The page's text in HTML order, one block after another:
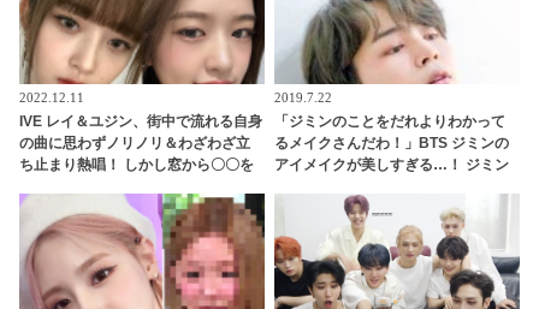
2022.12.11
IVE レイ＆ユジン、街中で流れる自身
の曲に思わずノリノリ＆わざわざ立
ち止まり熱唱！ しかし窓から〇〇を
い反応にほっこり
2019.7.22
「ジミンのことをだれよりわかって
るメイクさんだわ！」BTS ジミンの
アイメイクが美しすぎる…！ ジミン
ニックに脱帽…その妖艶さの秘訣が